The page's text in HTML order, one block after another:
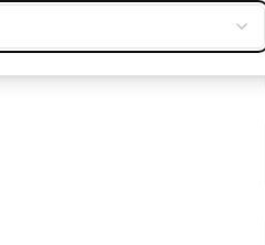
1.9/2.2
12